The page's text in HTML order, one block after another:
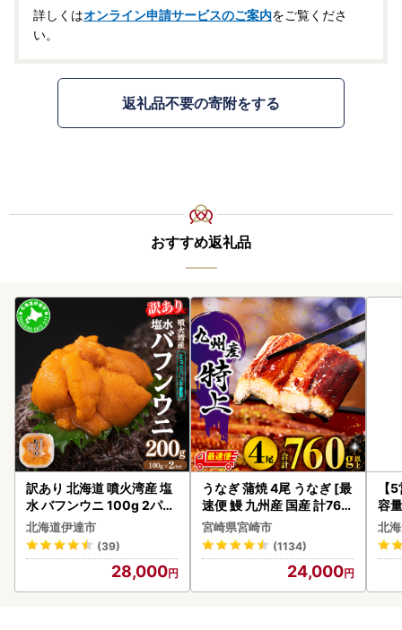
詳しくはオンライン申請サービスのご案内をご覧くださ
い。
返礼品不要の寄附をする
おすすめ返礼品
訳あり 北海道 噴火湾産 塩
水 バフンウニ 100g 2パッ
ク 計200g 《アフター保証
付き》うに ウニ 雲丹 海鮮
海の幸 魚介類 ウニ丼 お寿
司 濃厚 無添加 産地直送 お
取り寄せ 山村水産 送料無
北海道伊達市
(39)
28,000
うなぎ 蒲焼 4尾 うなぎ [最
速便 鰻 九州産 国産 計760
g以上]
宮崎県宮崎市
(1134)
24,000
【
容
あ
ー
058
北